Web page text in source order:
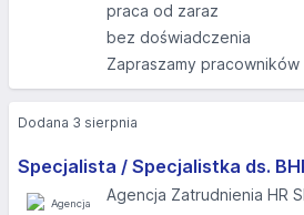
praca od zaraz
bez doświadczenia
Zapraszamy pracowników
Specjalista / Specjalistka ds.
Agencja Zatrudnienia HR
Dodana 3 sierpnia